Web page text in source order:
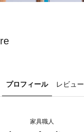
プロフィール レビュー
家具職人